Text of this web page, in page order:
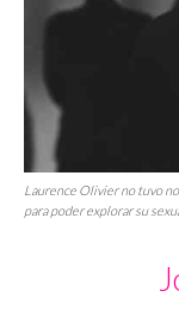
Laurence Olivier no tuvo
para poder explorar su